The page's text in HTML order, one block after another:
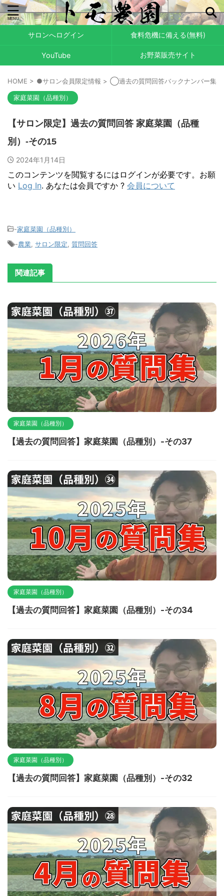
サロンへログイン 食料危機に備える(無料)
YouTube お野菜販売サイト
HOME > ●サロン会員限定情報 > ◯過去の質問回答バックナンバー集
家庭菜園（品種別）
【サロン限定】過去の質問回答 家庭菜園（品種
別）-その15
2024年1月14日
このコンテンツを閲覧するにはログインが必要です。お願
い Log In. あなたは会員ですか ? 会員について
-家庭菜園（品種別）
-農業 サロン限定 質問回答
関連記事
家庭菜園（品種別）
【過去の質問回答】家庭菜園（品種別）-その37
家庭菜園（品種別）
【過去の質問回答】家庭菜園（品種別）-その34
家庭菜園（品種別）
【過去の質問回答】家庭菜園（品種別）-その32